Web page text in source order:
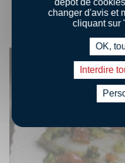
BARBUE RÔTIE,
SABAYON AU
changer d'avis et
cliquant sur
OK,
Interdire